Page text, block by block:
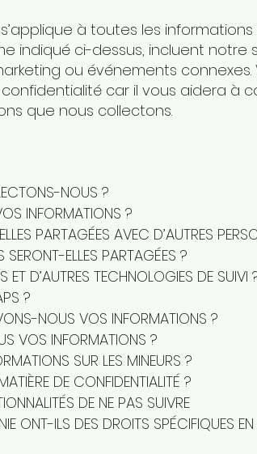
à toutes les
indiqué ci-dessus, incluent notre
ou événements connexes.
car il vous aidera à
que nous collectons.
NOUS ?
INFORMATIONS ?
PARTAGÉES AVEC D’AUTRES
ELLES PARTAGÉES ?
D’AUTRES TECHNOLOGIES DE SUIVI
?
NOUS VOS INFORMATIONS ?
VOS INFORMATIONS ?
SUR LES MINEURS ?
DE CONFIDENTIALITÉ ?
DE NE PAS SUIVRE
ONT-ILS DES DROITS SPÉCIFIQUES